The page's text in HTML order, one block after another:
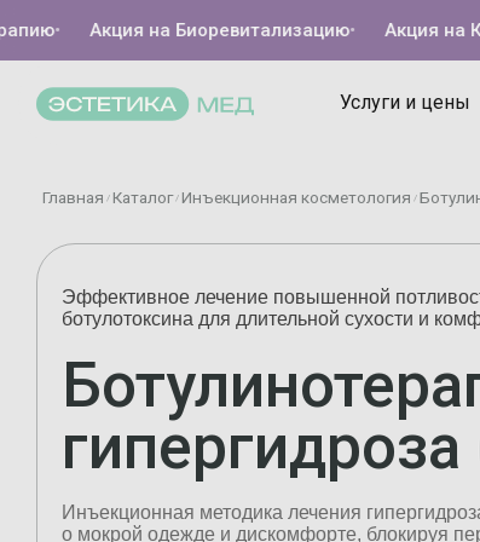
• Акция на Биоревитализацию• Акция на
Услуги и цены
Главная / Каталог / Инъекционная косметология /
Эффективное лечение повышенной
ботулотоксина для длительной сухости и
Инъекционная методика лечения
о мокрой одежде и дискомфорте, блокируя